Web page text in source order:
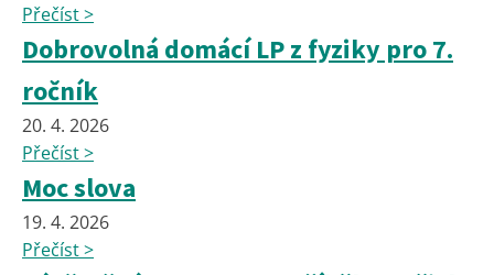
Přečíst >
Dobrovolná domácí LP z fyziky pro 7.
ročník
20. 4. 2026
Přečíst >
Moc slova
19. 4. 2026
Přečíst >